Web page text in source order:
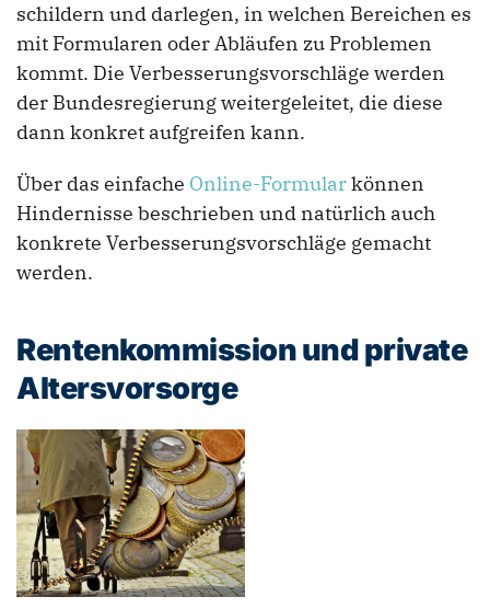
schildern und darlegen, in welchen Bereichen es
mit Formularen oder Abläufen zu Problemen
kommt. Die Verbesserungsvorschläge werden
der Bundesregierung weitergeleitet, die diese
dann konkret aufgreifen kann.
Über das einfache Online-Formularkönnen
Hindernisse beschrieben und natürlich auch
konkrete Verbesserungsvorschläge gemacht
werden.
Rentenkommission und private
Altersvorsorge